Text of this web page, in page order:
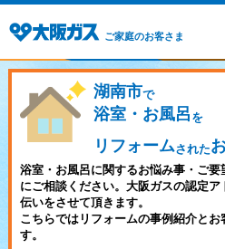
ご家庭のお客さま
湖南市で
浴室・お風呂 を
リフォームされた
浴室・お風呂に関するお悩み事・ご
にご相談ください。大阪ガスの認定
伝いをさせて頂きます。
こちらではリフォームの事例紹介と
す。